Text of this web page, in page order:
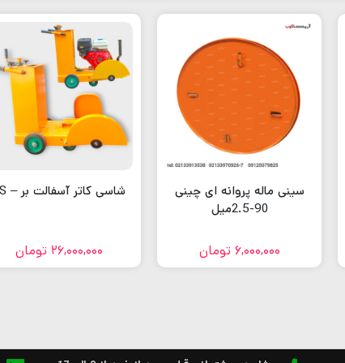
سینی ماله پروانه ای چینی
90-2.5میل
6,000,000 تومان
شاسی کاتر آسفالت بر – PS
26,000,000 تومان